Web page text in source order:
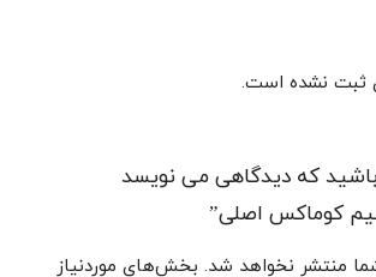
ثبت نشده است.
که دیدگاهی می نویسد
منتشر نخواهد شد. بخش‌های موردنیاز